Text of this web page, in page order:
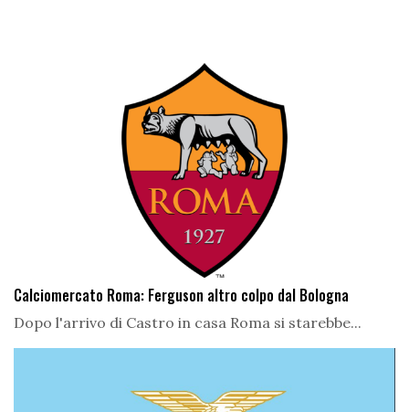
Calciomercato Roma: Ferguson altro colpo dal Bologna
Dopo l'arrivo di Castro in casa Roma si starebbe...